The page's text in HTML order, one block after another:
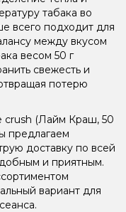
табака во
всего подходит для
между вкусом
весом 50 г
свежесть и
потерю
crush (Лайм Краш, 50
предлагаем
доставку по всей
и приятным.
вариант для